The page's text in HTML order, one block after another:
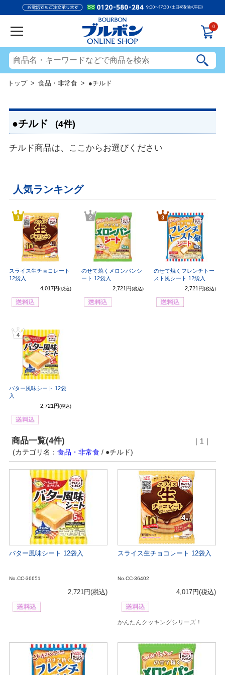
0
トップ> 食品・非常食 > ●チルド
●チルド (4件)
チルド商品は、ここからお選びください
人気ランキング
1
スライス生チョコレート
12袋入
4,017円 (税込)
2
のせて焼くメロンパンシ
ート 12袋入
2,721円 (税込)
3
のせて焼くフレンチトー
スト風シート 12袋入
2,721円(税込)
4
バター風味シート 12袋
入
2,721円 (税込)
商品一覧(4件)
｜1｜
(カテゴリ名： 食品・非常食 / ●チルド)
バター風味シート 12袋入
No.CC-36651
2,721円(税込)
スライス生チョコレート 12袋入
No.CC-36402
4,017円(税込)
かんたんクッキングシリーズ！